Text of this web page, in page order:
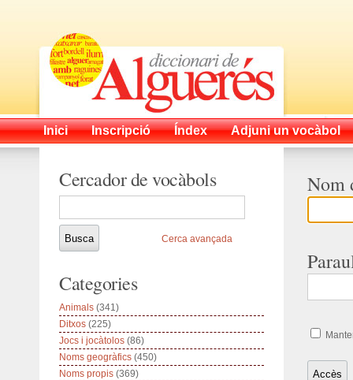
Inici Inscripció Índex Adjuni un vocàbol
Nom
Cercador de vocàbols
Cerca avançada
Categories
Animals (341)
Ditxos (225)
Jocs i jocàtolos (86)
Noms geogràfics (450)
Noms propis (369)